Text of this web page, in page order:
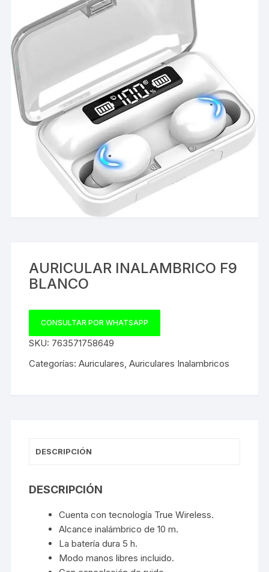
AURICULAR INALAMBRICO F9
BLANCO
CONSULTAR POR WHATSAPP
SKU: 763571758649
Categorías:Auriculares ,Auriculares Inalambricos
DESCRIPCIÓN
DESCRIPCIÓN
Cuenta con tecnología True Wireless.
Alcance inalámbrico de 10 m.
La batería dura 5 h.
Modo manos libres incluido.